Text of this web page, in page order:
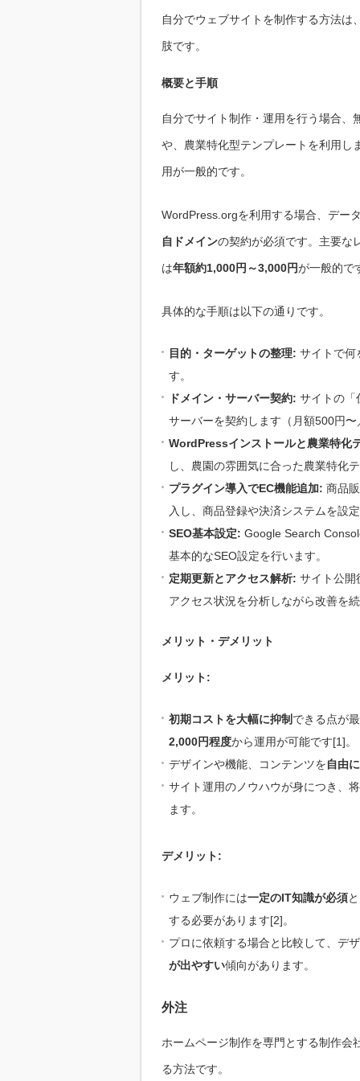
自分でウェブサイトを制作する方法
肢です。
概要と手順
自分でサイト制作・運用を行う場合
や、農業特化型テンプレートを利用し
用が一般的です。
WordPress.orgを利用する場合、デー
自ドメインの契約が必須です。主要な
は年額約1,000円～3,000円が一般的で
具体的な手順は以下の通りです。
目的・ターゲットの整理: サイトで何
す。
ドメイン・サーバー契約: サイトの「
サーバーを契約します（月額500円
WordPressインストールと農業特化
し、農園の雰囲気に合った農業特化
プラグイン導入でEC機能追加: 商品
入し、商品登録や決済システムを設
SEO基本設定: Google Search
基本的なSEO設定を行います。
定期更新とアクセス解析: サイト公開
アクセス状況を分析しながら改善を
メリット・デメリット
メリット:
初期コストを大幅に抑制 できる点が
2,000円程度から運用が可能です[1]。
デザインや機能、コンテンツを自由
サイト運用のノウハウが身につき、
ます。
デメリット:
ウェブ制作には一定のIT知識が必須
する必要があります[2]。
プロに依頼する場合と比較して、デ
が出やすい傾向があります。
外注
ホームページ制作を専門とする制作会
る方法です。